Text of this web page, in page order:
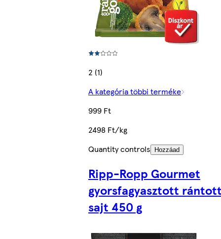
2 (1)
A kategória többi terméke
999 Ft
2498 Ft/kg
Quantity controls
Hozzáad
Ripp-Ropp Gourmet
gyorsfagyasztott
sajt 450 g